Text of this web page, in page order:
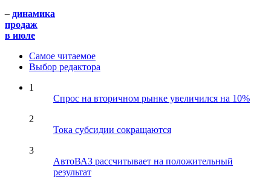
– динамика
продаж
в июле
Самое читаемое
Выбор редактора
1
Спрос на вторичном рынке увеличился на 10%
2
Тока субсидии сокращаются
3
АвтоВАЗ рассчитывает на положительный
результат